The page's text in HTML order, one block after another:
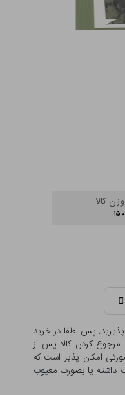
وزن کالا
۱۵۰
پس لطفا در خرید
کردن کالا پس از
امکان پذیر است که
داشته یا بصورت معيوب